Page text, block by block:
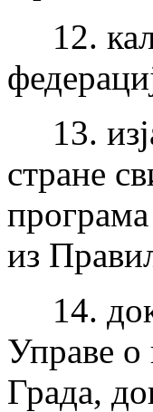
12.
13.
стране
из
14.
Управе о
Града,